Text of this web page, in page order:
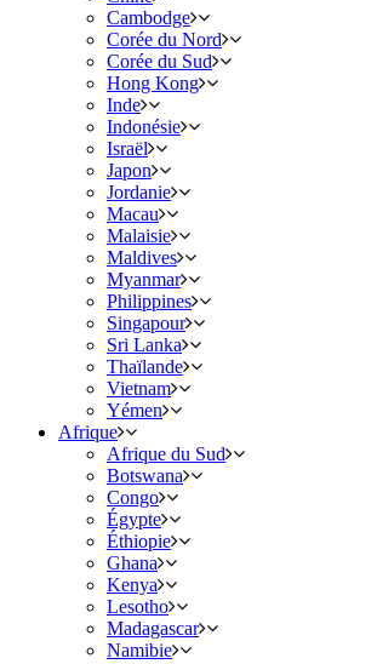
Cambodge
Corée du Nord
Corée du Sud
Hong Kong
Inde
Indonésie
Israël
Japon
Jordanie
Macau
Malaisie
Maldives
Myanmar
Philippines
Singapour
Sri Lanka
Thaïlande
Vietnam
Yémen
Afrique
Afrique du Sud
Botswana
Congo
Égypte
Éthiopie
Ghana
Kenya
Lesotho
Madagascar
Namibie